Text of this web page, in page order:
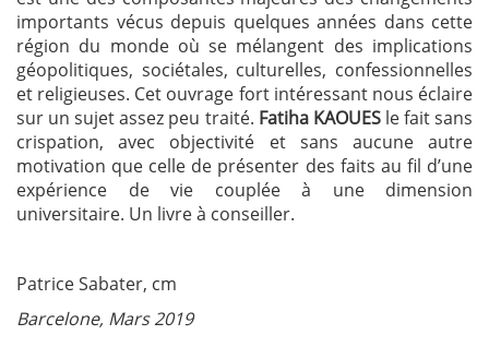
importants vécus depuis quelques années dans cette
région du monde où se mélangent des implications
géopolitiques, sociétales, culturelles, confessionnelles
et religieuses. Cet ouvrage fort intéressant nous éclaire
sur un sujet assez peu traité. Fatiha KAOUESle fait sans
crispation, avec objectivité et sans aucune autre
motivation que celle de présenter des faits au fil d’une
expérience de vie couplée à une dimension
universitaire. Un livre à conseiller.
Patrice Sabater, cm
Barcelone, Mars 2019